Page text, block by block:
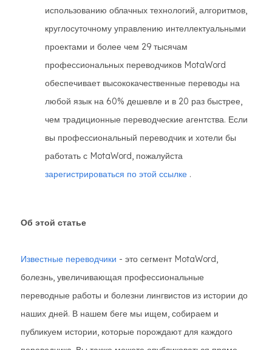
использованию облачных технологий, алгоритмов,
круглосуточному управлению интеллектуальными
проектами и более чем 29 тысячам
профессиональных переводчиков MotaWord
обеспечивает высококачественные переводы на
любой язык на 60% дешевле и в 20 раз быстрее,
чем традиционные переводческие агентства. Если
вы профессиональный переводчик и хотели бы
работать с MotaWord, пожалуйста
зарегистрироваться по этой ссылке .
Об этой статье
Известные переводчики - это сегмент MotaWord,
болезнь, увеличивающая профессиональные
переводные работы и болезни лингвистов из истории до
наших дней. В нашем беге мы ищем, собираем и
публикуем истории, которые порождают для каждого